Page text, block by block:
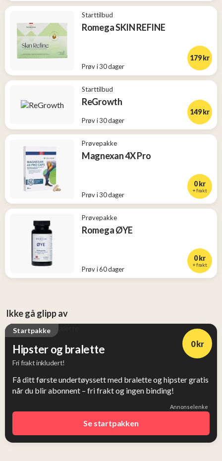
Starttilbud
Romega SKIN REFINE
Prøv i 30 dager
179 kr
Starttilbud
ReGrowth
Prøv i 30 dager
149 kr
Prøvepakke
Magnexan 4X Pro
Prøv i 30 dager
0 kr
+ frakt
Prøvepakke
Romega ØYE
Prøv i 60 dager
0 kr
+ frakt
Ikke gå glipp av
Startpakke
Hipster og bralette
Fri frakt inkludert!
0 kr
Få ditt første undertøyssett med bralette og hipster gratis
når du blir abonnent – fri frakt og ingen binding!
Annonselenke
Se startpakken